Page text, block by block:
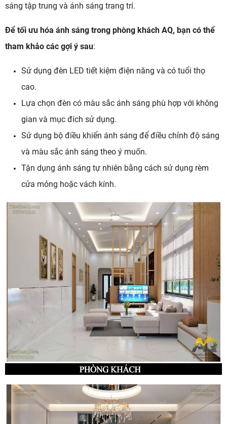
sáng tập trung và ánh sáng trang trí.
Để tối ưu hóa ánh sáng trong phòng khách AQ, bạn có thể
tham khảo các gợi ý sau:
Sử dụng đèn LED tiết kiệm điện năng và có tuổi thọ
cao.
Lựa chọn đèn có màu sắc ánh sáng phù hợp với không
gian và mục đích sử dụng.
Sử dụng bộ điều khiển ánh sáng để điều chỉnh độ sáng
và màu sắc ánh sáng theo ý muốn.
Tận dụng ánh sáng tự nhiên bằng cách sử dụng rèm
cửa mỏng hoặc vách kính.